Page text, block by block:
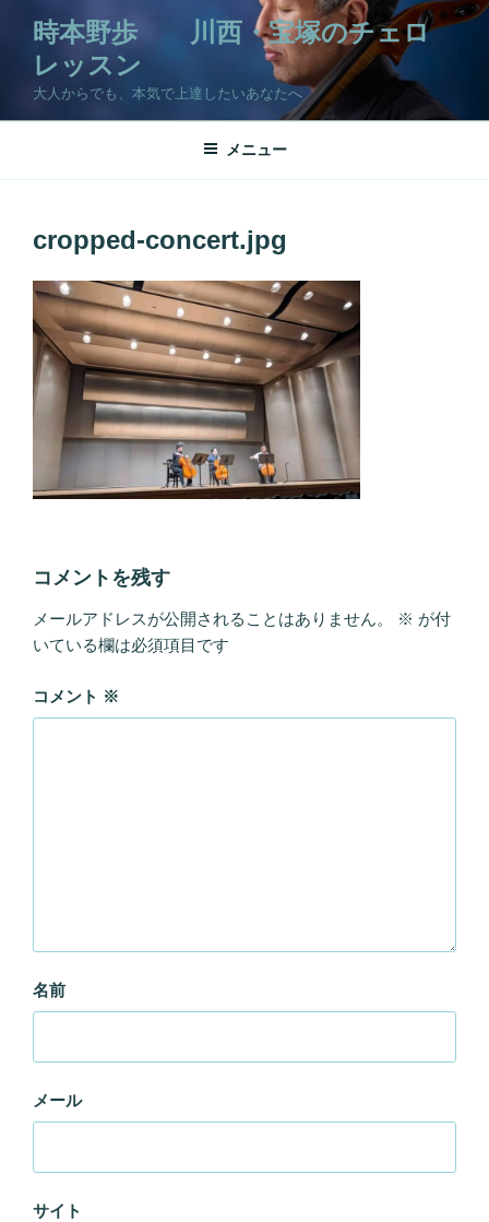
ツ
時本野歩 川西・宝塚のチェロ
レッスン
大人からでも、本気で上達したいあなたへ
メニュー
cropped-concert.jpg
コメントを残す
メールアドレスが公開されることはありません。 ※ が付
いている欄は必須項目です
コメント ※
名前
メール
サイト